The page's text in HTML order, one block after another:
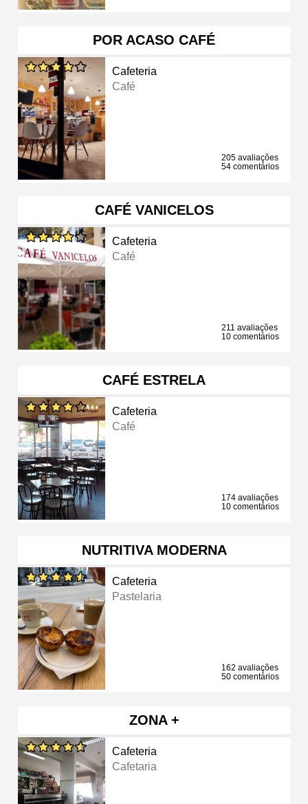
POR ACASO CAFÉ
Cafeteria
Café
205 avaliações
54 comentários
CAFÉ VANICELOS
Cafeteria
Café
211 avaliações
10 comentários
CAFÉ ESTRELA
Cafeteria
Café
174 avaliações
10 comentários
NUTRITIVA MODERNA
Cafeteria
Pastelaria
162 avaliações
50 comentários
ZONA +
Cafeteria
Cafetaria